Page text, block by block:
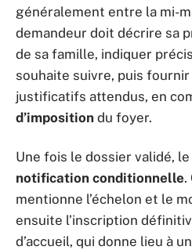
généralement entre la mi-
demandeur doit décrire sa
de sa famille, indiquer
souhaite suivre, puis fournir
justificatifs attendus, en
d’imposition du foyer.
Une fois le dossier validé, le
notification conditionnelle.
mentionne l’échelon et le
ensuite l’inscription
d’accueil, qui donne lieu à